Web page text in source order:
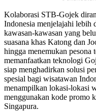
Kolaborasi STB-Gojek
Indonesia menjelajahi lebih
kawasan-kawasan yang
suasana khas Katong dan
hingga menemukan pesona
memanfaatkan teknologi
siap menghadirkan solusi
spesial bagi wisatawan
menampilkan lokasi-lokasi
menggunakan kode promo
Singapura.